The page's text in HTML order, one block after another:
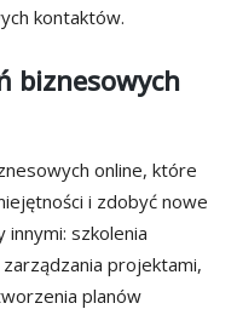
kontaktów.
biznesowych
online, które
i zdobyć nowe
szkolenia
projektami,
planów